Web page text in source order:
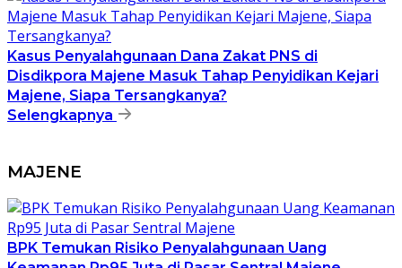
Kasus Penyalahgunaan Dana Zakat PNS di
Disdikpora Majene Masuk Tahap Penyidikan Kejari
Majene, Siapa Tersangkanya?
Selengkapnya
MAJENE
BPK Temukan Risiko Penyalahgunaan Uang